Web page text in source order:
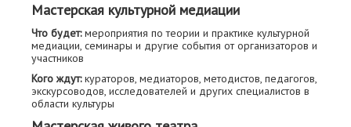
Мастерская культурной медиации
Что будет:мероприятия по теории и практике культурной
медиации, семинары и другие события от организаторов и
участников
Кого ждут:кураторов, медиаторов, методистов, педагогов,
экскурсоводов, исследователей и других специалистов в
области культуры